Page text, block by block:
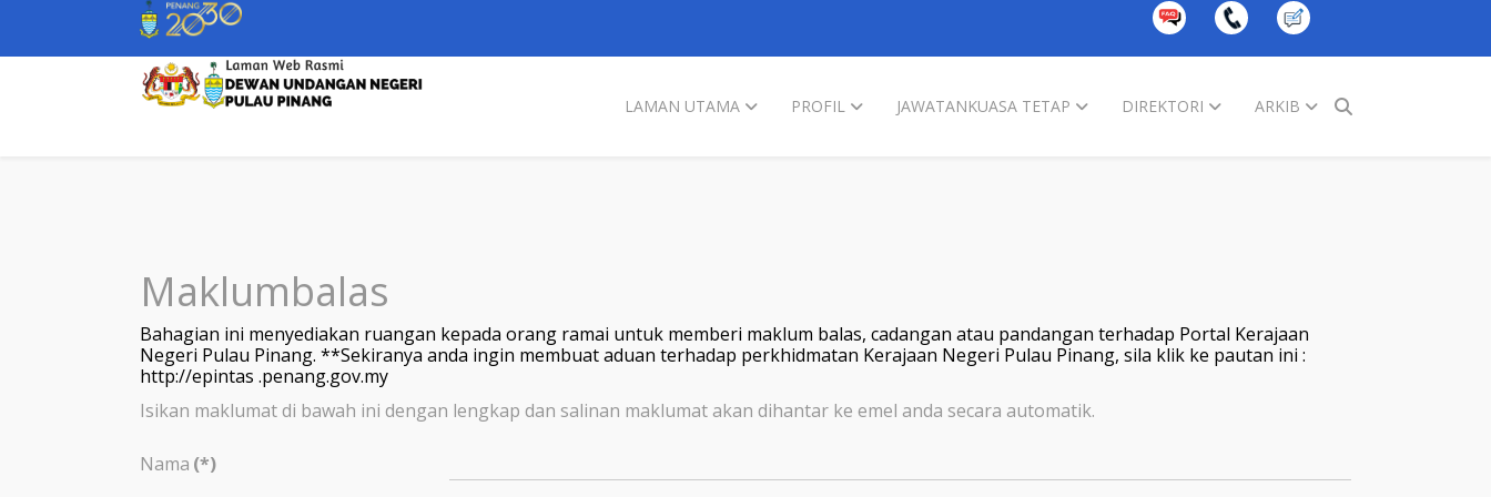
LAMAN UTAMA PROFIL JAWATANKUASA TETAP DIREKTORI ARKIB
Maklumbalas
Bahagian ini menyediakan ruangan kepada orang ramai untuk memberi maklum balas, cadangan atau pandangan terhadap Portal Kerajaan
Negeri Pulau Pinang. **Sekiranya anda ingin membuat aduan terhadap perkhidmatan Kerajaan Negeri Pulau Pinang, sila klik ke pautan ini :
http://epintas .penang.gov.my
Isikan maklumat di bawah ini dengan lengkap dan salinan maklumat akan dihantar ke emel anda secara automatik.
Nama (*)